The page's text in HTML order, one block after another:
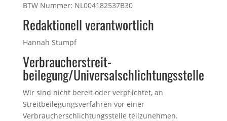
BTW Nummer: NL004182537B30
Redaktionell verantwortlich
Hannah Stumpf
Verbraucher­streit­
beilegung/Universal­schlichtungs­stelle
Wir sind nicht bereit oder verpflichtet, an
Streitbeilegungsverfahren vor einer
Verbraucherschlichtungsstelle teilzunehmen.